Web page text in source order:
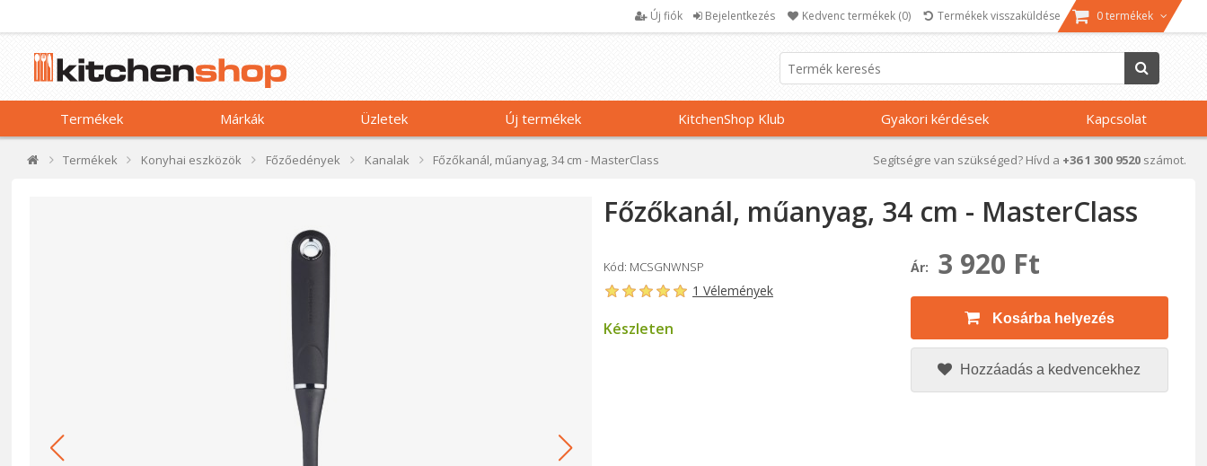
Új fiók Bejelentkezés Kedvenc termékek (0) Termékek visszaküldése 0 termékek
Termékek Márkák Üzletek Új termékek KitchenShop Klub Gyakori kérdések Kapcsolat
Termékek Konyhai eszközök Főzőedények Kanalak Főzőkanál, műanyag, 34 cm - MasterClass Segítségre van szükséged? Hívd a +36 1 300 9520számot.
Főzőkanál, műanyag, 34 cm - MasterClass
Kód: MCSGNWNSP
1 Vélemények
Készleten
Ár: 3 920 Ft
Kosárba helyezés
Hozzáadás a kedvencekhez